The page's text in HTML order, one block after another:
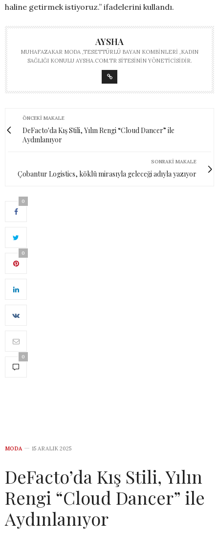
haline getirmek istiyoruz.” ifadelerini kullandı.
AYSHA
MUHAFAZAKAR MODA ,TESETTÜRLÜ BAYAN KOMBINLERI ,KADIN
SAĞLIĞI KONULU AYSHA.COM.TR SITESININ YÖNETICISIDIR.
ÖNCEKI MAKALE
DeFacto'da Kış Stili, Yılın Rengi “Cloud Dancer” ile
Aydınlanıyor
SONRAKI MAKALE
Çobantur Logistics, köklü mirasıyla geleceği adıyla yazıyor
0
0
0
MODA 15 ARALIK 2025
DeFacto’da Kış Stili, Yılın
Rengi “Cloud Dancer” ile
Aydınlanıyor